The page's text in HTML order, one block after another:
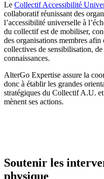
Le Collectif Accessibilité
collaboratif réunissant des
l’accessibilité universelle à
du collectif est de mobiliser,
des organisations membres afin
collectives de sensibilisation,
connaissances.
AlterGo Expertise assure la
donc à établir les grandes
stratégiques du Collectif A.U.
mènent ses actions.
Soutenir les
physique